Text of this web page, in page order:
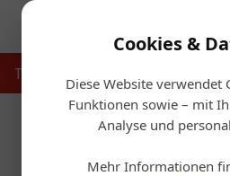
Cookies &
Diese Website verwendet
Funktionen sowie – mit
Analyse und
Mehr Informationen
Touristik